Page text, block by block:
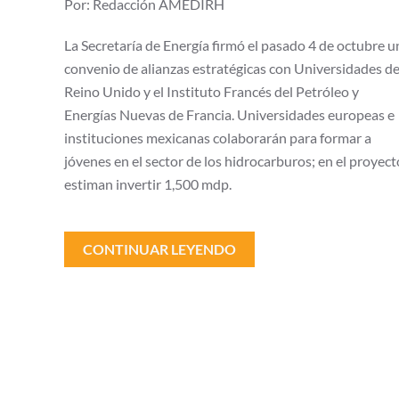
para
especialistas
en
hidrocarburos
Por: Redacción AMEDIRH
La Secretaría de Energía firmó el pasado 4 de octubre
convenio de alianzas estratégicas con Universidades de
Reino Unido y el Instituto Francés del Petróleo y
Energías Nuevas de Francia. Universidades europeas e
instituciones mexicanas colaborarán para formar a
jóvenes en el sector de los hidrocarburos; en el
estiman invertir 1,500 mdp.
CONTINUAR LEYENDO